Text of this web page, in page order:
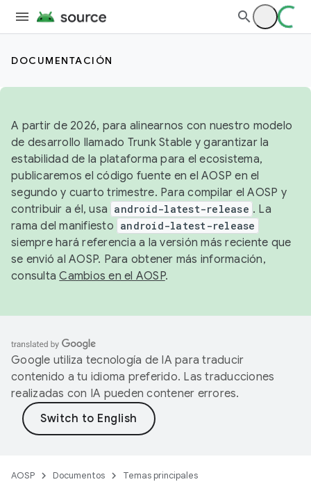
DOCUMENTACIÓN
A partir de 2026, para alinearnos con nuestro modelo
de desarrollo llamado Trunk Stable y garantizar la
estabilidad de la plataforma para el ecosistema,
publicaremos el código fuente en el AOSP en el
segundo y cuarto trimestre. Para compilar el AOSP y
contribuir a él, usa android-latest-release . La
rama del manifiesto android-latest-release
siempre hará referencia a la versión más reciente que
se envió al AOSP. Para obtener más información,
consultaCambios en el AOSP.
Google utiliza tecnología de IA para traducir
contenido a tu idioma preferido. Las traducciones
realizadas con IA pueden contener errores.
AOSP Documentos Temas principales